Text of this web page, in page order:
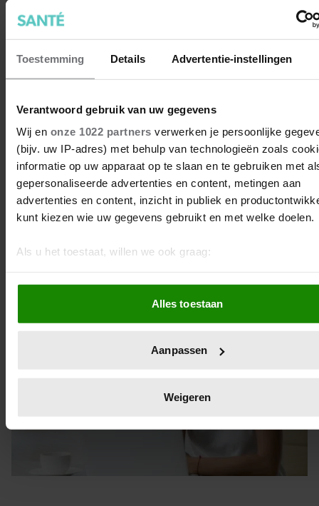
Toestemming Details Advertentie-instellingen
Verantwoord gebruik van uw gegevens
Wij en onze 1022 partners verwerken je persoonlijke
(bijv. uw IP-adres) met behulp van technologieën zoals
informatie op uw apparaat op te slaan en te gebruiken met
gepersonaliseerde advertenties en content, metingen aan
advertenties en content, inzicht in publiek en
kunt kiezen wie uw gegevens gebruikt en met welke doelen.
Als u het toestaat, willen we ook graag:
een paar meter nauwkeurig kan zijn
Uw apparaat identificeren door het actief te scannen
specifieke eigenschappen (fingerprinting)
detailgedeelte in. U kunt uw
om functies voor social media te bieden en om ons
Deze partners kunnen deze gegevens combineren met
Alles toestaan
Aanpassen
Weigeren
Drink jij te weinig? Met deze
dopper lukt het om genoeg water
te drinken
Zit jij zonder dat je het doorhebt een aantal uur achter je
laptop of computer te werken zonder te drinken? Not
so good! Veel water drinken is belangrijk en met deze